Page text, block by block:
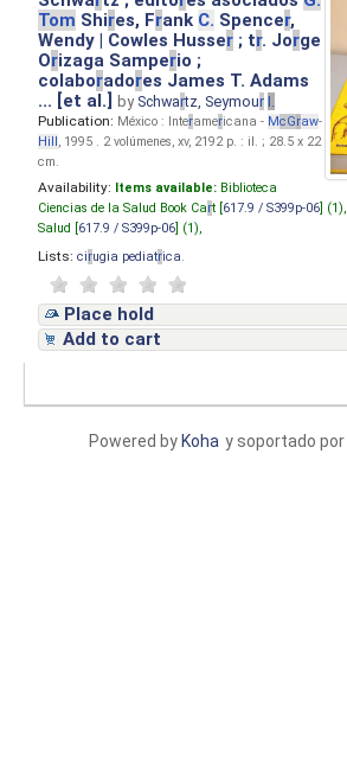
Tom Shires, Frank C. Spencer,
Wendy | Cowles Husser ; tr. Jorge
Orizaga Samperio ;
colaboradores James T. Adams
... [et al.]by Schwartz, Seymour I.
Publication: México : Interamericana - McGraw-
Hill, 1995 . 2 volúmenes, xv, 2192 p. : il. ; 28.5 x 22
cm.
Availability: Items available: Biblioteca
Ciencias de la Salud Book Cart [ 617.9 / S399p-06 ] (1),
Salud [ 617.9 / S399p-06 ] (1),
Lists: cirugia pediatrica
Place hold
Add to cart
y soportado por
Powered by Koha